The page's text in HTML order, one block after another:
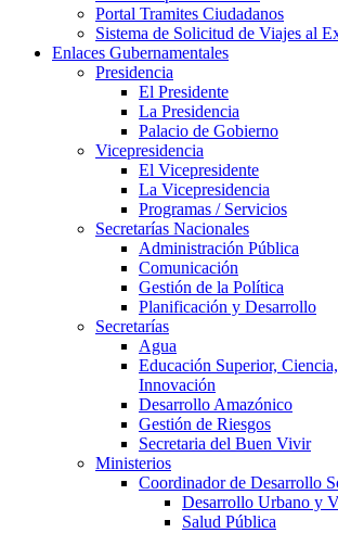
Portal Tramites Ciudadanos
Sistema de Solicitud de Viajes al
Enlaces Gubernamentales
Presidencia
El Presidente
La Presidencia
Palacio de Gobierno
Vicepresidencia
El Vicepresidente
La Vicepresidencia
Programas / Servicios
Secretarías Nacionales
Administración Pública
Comunicación
Gestión de la Política
Planificación y Desarrollo
Secretarías
Agua
Educación Superior,
Innovación
Desarrollo Amazónico
Gestión de Riesgos
Secretaria del Buen Vivir
Ministerios
Coordinador de Desarrollo
Desarrollo Urbano y
Salud Pública